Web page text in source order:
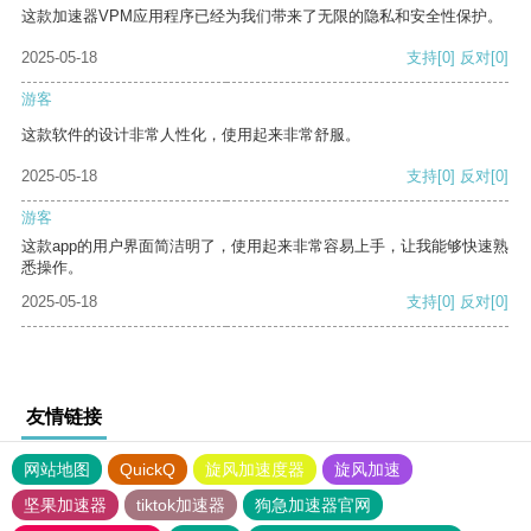
这款加速器VPM应用程序已经为我们带来了无限的隐私和安全性保护。
2025-05-18 支持[0] 反对[0]
游客
这款软件的设计非常人性化，使用起来非常舒服。
2025-05-18 支持[0] 反对[0]
游客
这款app的用户界面简洁明了，使用起来非常容易上手，让我能够快速熟
悉操作。
2025-05-18
支持[0] 反对[0]
友情链接
网站地图 QuickQ 旋风加速度器
旋风加速
坚果加速器
tiktok加速器 狗急加速器官网